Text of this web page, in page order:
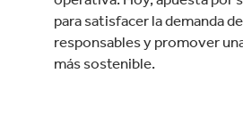
para satisfacer la demanda
responsables y promover
más sostenible.